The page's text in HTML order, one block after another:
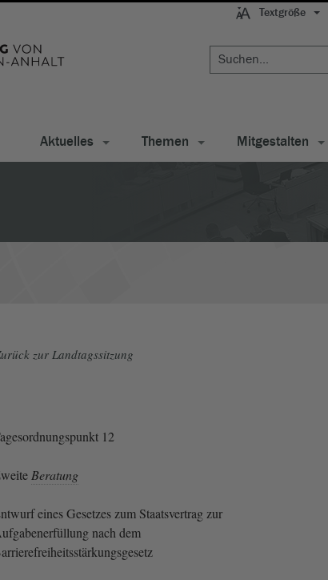
Textgröße
Aktuelles Themen Mitgestalten
zur Landtagssitzung
12
Beratung
eines Gesetzes zum Staatsvertrag zur
nach dem